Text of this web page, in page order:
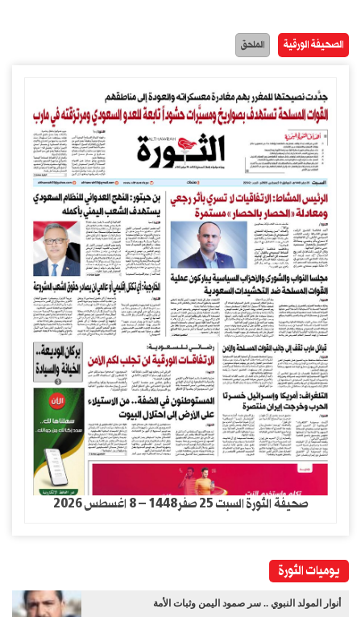
الصحيفة الورقية الملحق
صحيفة الثورة السبت 25 صفر1448 – 8 اغسطس 2026
يوميات الثورة
أنوار المولد النبوي .. سر صمود اليمن وثبات الأمة